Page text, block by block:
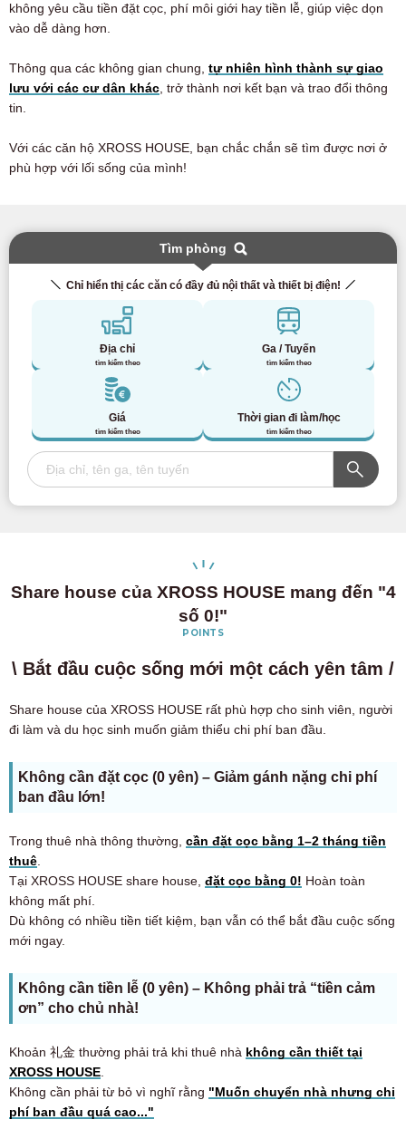
không yêu cầu tiền đặt cọc, phí môi giới hay tiền lễ, giúp việc dọn
vào dễ dàng hơn.
Thông qua các không gian chung, tự nhiên hình thành sự giao
lưu với các cư dân khác, trở thành nơi kết bạn và trao đổi thông
tin.
Với các căn hộ XROSS HOUSE, bạn chắc chắn sẽ tìm được nơi ở
phù hợp với lối sống của mình!
Tìm phòng
Chỉ hiển thị các căn có đầy đủ nội thất và thiết bị điện!
Địa chỉ
tìm kiếm theo
Ga / Tuyến
tìm kiếm theo
Giá
tìm kiếm theo
Thời gian đi làm/học
tìm kiếm theo
Share house của XROSS HOUSE mang đến "4
số 0!"
POINTS
\ Bắt đầu cuộc sống mới một cách yên tâm /
Share house của XROSS HOUSE rất phù hợp cho sinh viên, người
đi làm và du học sinh muốn giảm thiểu chi phí ban đầu.
Không cần đặt cọc (0 yên) – Giảm gánh nặng chi phí
ban đầu lớn!
Trong thuê nhà thông thường, cần đặt cọc bằng 1–2 tháng tiền
thuê
Tại XROSS HOUSE share house, đặt cọc bằng 0! Hoàn toàn
không mất phí.
Dù không có nhiều tiền tiết kiệm, bạn vẫn có thể bắt đầu cuộc sống
mới ngay.
Không cần tiền lễ (0 yên) – Không phải trả “tiền cảm
ơn” cho chủ nhà!
Khoản 礼金 thường phải trả khi thuê nhà không cần thiết tại
XROSS HOUSE
Không cần phải từ bỏ vì nghĩ rằng "Muốn chuyển nhà nhưng chi
phí ban đầu quá cao..."